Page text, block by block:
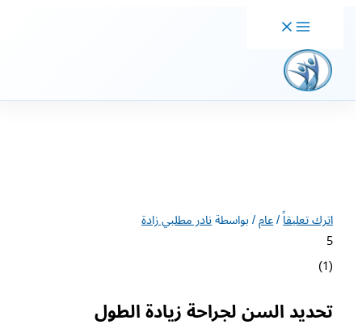
المحتوى
اترك تعليقاً/عام/ بواسطةنادر مطلبي زادة
1
)
تحديد السن لجراحة زيادة الطول